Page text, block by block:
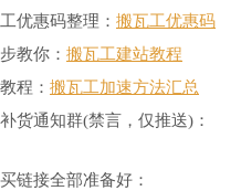
优惠码整理： 搬瓦工优惠码
教你： 搬瓦工建站教程
程： 搬瓦工加速方法汇总
货通知群(禁言，仅推送)：
链接全部准备好：